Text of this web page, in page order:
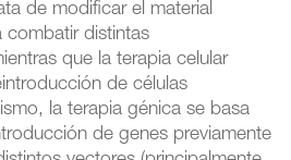
de modificar el material
combatir distintas
que la terapia celular
de células
la terapia génica se basa
de genes previamente